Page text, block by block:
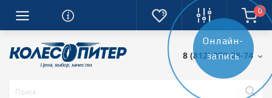
0
8 (812) 389-28-74
Онлайн-
запись